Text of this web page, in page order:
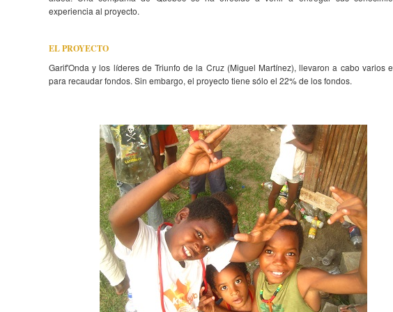
experiencia al proyecto.
EL PROYECTO
Garif'Onda y los líderes de Triunfo de la Cruz (Miguel Martínez), llevaron a cabo varios
para recaudar fondos. Sin embargo, el proyecto tiene sólo el 22% de los fondos.